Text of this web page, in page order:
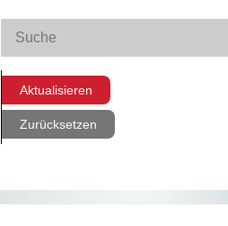
Aktualisieren
Zurücksetzen